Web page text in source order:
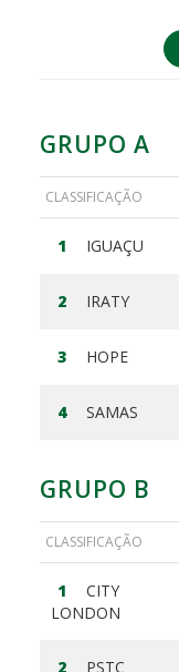
GRUPO A
CLASSIFICAÇÃO
1 IGUAÇU
2 IRATY
3 HOPE
4 SAMAS
GRUPO B
CLASSIFICAÇÃO
1
CITY
LONDON
2 PSTC